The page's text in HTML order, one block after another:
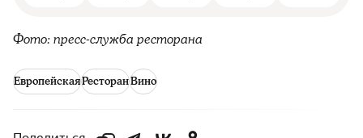
Фото: пресс-служба ресторана
ЕвропейскаяРесторанВино